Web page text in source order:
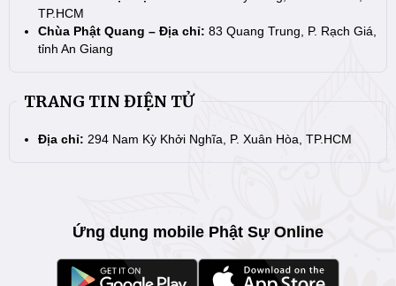
TP.HCM
Chùa Phật Quang – Địa chỉ: 83 Quang Trung, P. Rạch Giá,
tỉnh An Giang
TRANG TIN ĐIỆN TỬ
Địa chỉ: 294 Nam Kỳ Khởi Nghĩa, P. Xuân Hòa, TP.HCM
Ứng dụng mobile Phật Sự Online